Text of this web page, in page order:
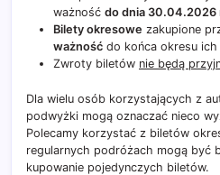
ważność do dnia 30.04.2026
Bilety okresowe zakupione
ważność do końca okresu
Zwroty biletów nie będą
Dla wielu osób korzystających z
podwyżki mogą oznaczać nieco
Polecamy korzystać z biletów
regularnych podróżach mogą być
kupowanie pojedynczych biletów.